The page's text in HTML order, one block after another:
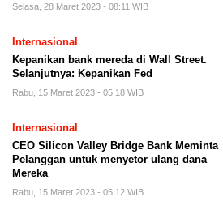
Selasa, 28 Maret 2023 - 08:11 WIB
Internasional
Kepanikan bank mereda di Wall Street.
Selanjutnya: Kepanikan Fed
Rabu, 15 Maret 2023 - 05:18 WIB
Internasional
CEO Silicon Valley Bridge Bank Meminta
Pelanggan untuk menyetor ulang dana
Mereka
Rabu, 15 Maret 2023 - 05:12 WIB